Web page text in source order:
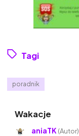
Tagi
poradnik
Wakacje
aniaTK (Autor)